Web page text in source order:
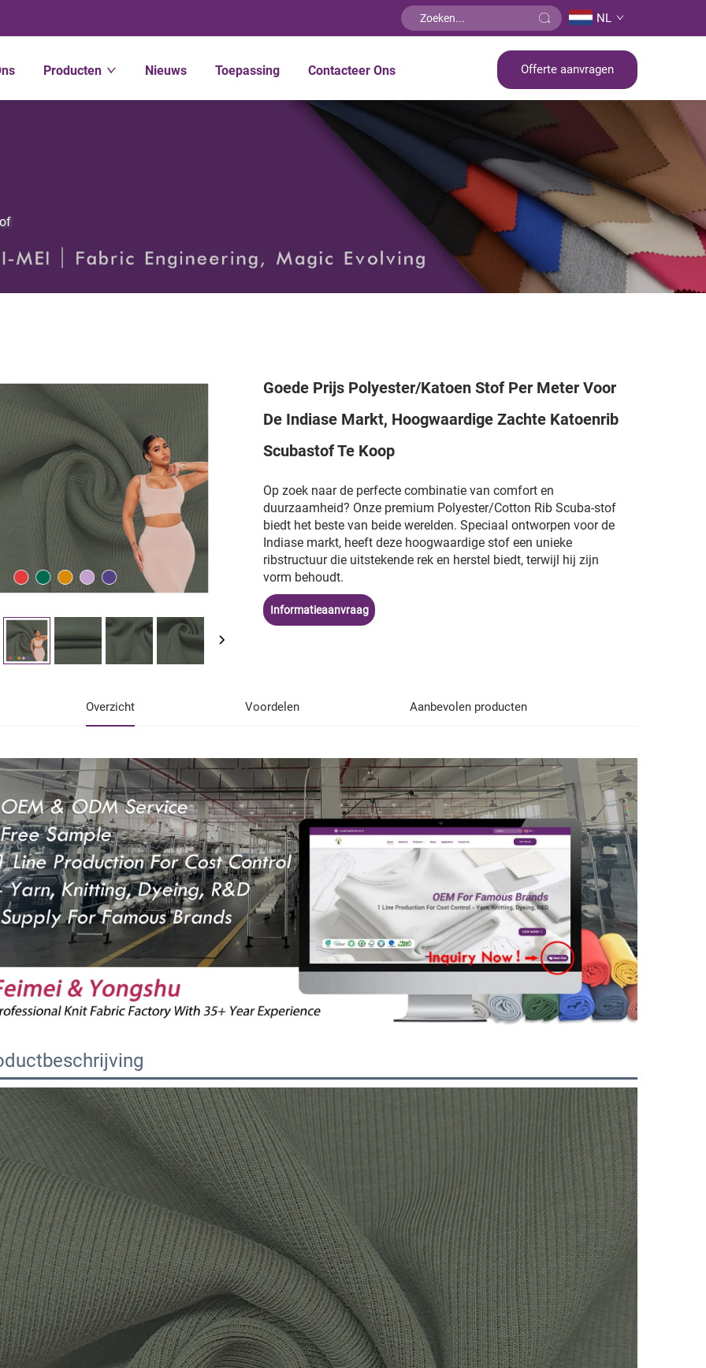
NL
Producten Nieuws Toepassing Contacteer Ons Offerte aanvragen
Goede Prijs Polyester/Katoen Stof Per Meter Voor
De Indiase Markt, Hoogwaardige Zachte Katoenrib
Scubastof Te Koop
Op zoek naar de perfecte combinatie van comfort en
duurzaamheid? Onze premium Polyester/Cotton Rib Scuba-stof
biedt het beste van beide werelden. Speciaal ontworpen voor de
Indiase markt, heeft deze hoogwaardige stof een unieke
ribstructuur die uitstekende rek en herstel biedt, terwijl hij zijn
vorm behoudt.
Informatieaanvraag
Overzicht Voordelen Aanbevolen producten